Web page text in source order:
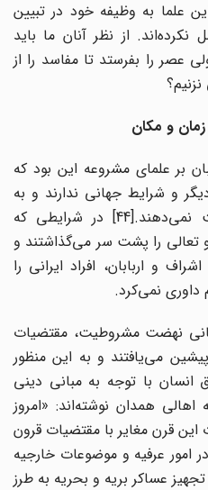
لایغفر است.[43] این علما به وظیفه خود در تبیین
از نظر آنان ما باید
عصر را بفرستد تا مفاسد را از
علمای مشروعه این بود که
و شرایط جهانی ندارند و به
اختلال در امور مملکت اهمیت نمی‌دهند.[44] در شرایطی که
را پشت سر می‌گذاشتند و
و اربابان، افراد ایرانی را
نمی‌کرد.
نهضت مشروطیت، مقتضیات
می‌یافتند و به این منظور
با توجه به مبانی دینی
همدان نوشته‌اند: «امروز
قرن مغایر با مقتضیات قرون
عرفیه و موضوعات خارجیه
عساکر بریه و بحریه به طرز